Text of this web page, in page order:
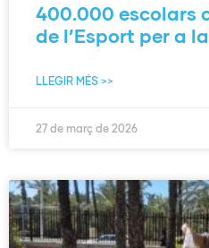
400.000 escolars
de l’Esport per a
LLEGIR MÉS >>
27 de març de 2026